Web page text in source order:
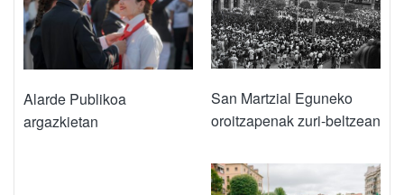
Alarde Publikoa
argazkietan
San Martzial Eguneko
oroitzapenak zuri-beltzean